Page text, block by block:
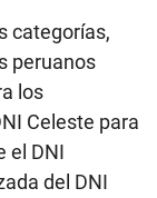
categorías,
peruanos
los
Celeste para
el DNI
del DNI